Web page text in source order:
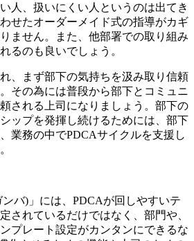
人、扱いにくい人というのは出てき
せたオーダーメイド式の指導がカギ
ません。また、他部署での取り組み
るのも良いでしょう。
、まず部下の気持ちを汲み取り信頼
その為には普段から部下とコミュニ
される上司になりましょう。部下の
ップを発揮し続けるためには、部下
業務の中でPDCAサイクルを支援し
ンバ)」には、PDCAが回しやすいテ
されているだけではなく、部門や、
プレート設定がカンタンにできるな